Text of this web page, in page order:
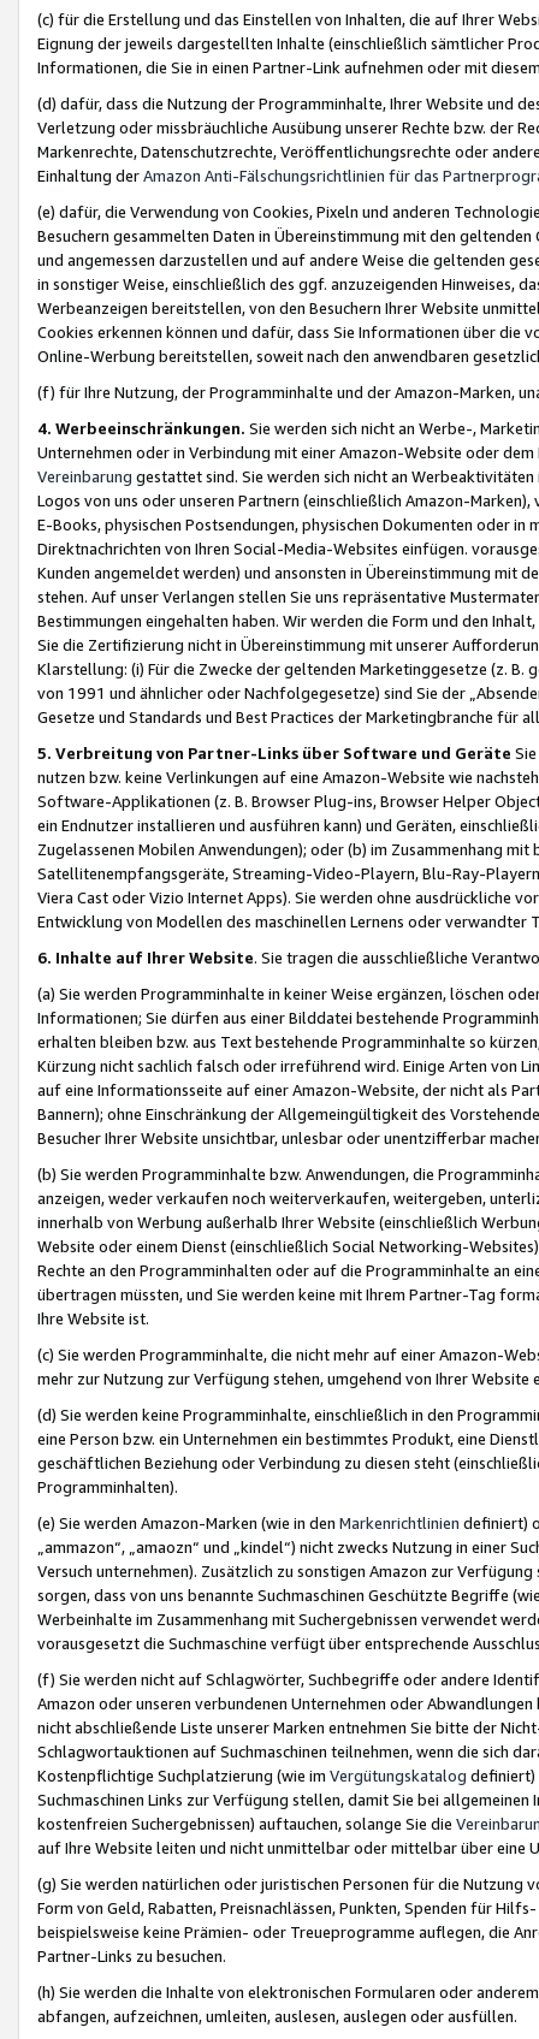
(c) für die Erstellung und das Einstellen von Inhalten, die auf Ihrer
Eignung der jeweils dargestellten Inhalte (einschließlich sämtlicher
Informationen, die Sie in einen Partner-Link aufnehmen oder mit
(d) dafür, dass die Nutzung der Programminhalte, Ihrer Website und
Verletzung oder missbräuchliche Ausübung unserer Rechte bzw. der
Markenrechte, Datenschutzrechte, Veröffentlichungsrechte oder
Einhaltung derAmazon Anti-Fälschungsrichtlinien für das
(e) dafür, die Verwendung von Cookies, Pixeln und anderen
Besuchern gesammelten Daten in Übereinstimmung mit den
und angemessen darzustellen und auf andere Weise die geltenden
in sonstiger Weise, einschließlich des ggf. anzuzeigenden Hinweises,
Werbeanzeigen bereitstellen, von den Besuchern Ihrer Website
Cookies erkennen können und dafür, dass Sie Informationen über die
Online-Werbung bereitstellen, soweit nach den anwendbaren
(f) für Ihre Nutzung, der Programminhalte und der Amazon-Marken,
4. Werbeeinschränkungen. Sie werden sich nicht an Werbe-,
Unternehmen oder in Verbindung mit einer Amazon-Website oder
Vereinbarung gestattet sind. Sie werden sich nicht an
Logos von uns oder unseren Partnern (einschließlich Amazon-
E-Books, physischen Postsendungen, physischen Dokumenten oder in
Direktnachrichten von Ihren Social-Media-Websites einfügen.
Kunden angemeldet werden) und ansonsten in Übereinstimmung mit
stehen. Auf unser Verlangen stellen Sie uns repräsentative
Bestimmungen eingehalten haben. Wir werden die Form und den
Sie die Zertifizierung nicht in Übereinstimmung mit unserer
Klarstellung: (i) Für die Zwecke der geltenden Marketinggesetze (z. B.
von 1991 und ähnlicher oder Nachfolgegesetze) sind Sie der
Gesetze und Standards und Best Practices der Marketingbranche für
5. Verbreitung von Partner-Links über Software und Geräte
nutzen bzw. keine Verlinkungen auf eine Amazon-Website wie
Software-Applikationen (z. B. Browser Plug-ins, Browser Helper
ein Endnutzer installieren und ausführen kann) und Geräten,
Zugelassenen Mobilen Anwendungen); oder (b) im Zusammenhang
Satellitenempfangsgeräte, Streaming-Video-Playern, Blu-Ray-
Viera Cast oder Vizio Internet Apps). Sie werden ohne ausdrückliche
Entwicklung von Modellen des maschinellen Lernens oder
6. Inhalte auf Ihrer Website. Sie tragen die ausschließliche
(a) Sie werden Programminhalte in keiner Weise ergänzen, löschen
Informationen; Sie dürfen aus einer Bilddatei bestehende
erhalten bleiben bzw. aus Text bestehende Programminhalte so
Kürzung nicht sachlich falsch oder irreführend wird. Einige Arten von
auf eine Informationsseite auf einer Amazon-Website, der nicht als
Bannern); ohne Einschränkung der Allgemeingültigkeit des
Besucher Ihrer Website unsichtbar, unlesbar oder unentzifferbar
(b) Sie werden Programminhalte bzw. Anwendungen, die
anzeigen, weder verkaufen noch weiterverkaufen, weitergeben,
innerhalb von Werbung außerhalb Ihrer Website (einschließlich
Website oder einem Dienst (einschließlich Social Networking-
Rechte an den Programminhalten oder auf die Programminhalte an
übertragen müssten, und Sie werden keine mit Ihrem Partner-Tag
Ihre Website ist.
(c) Sie werden Programminhalte, die nicht mehr auf einer Amazon-
mehr zur Nutzung zur Verfügung stehen, umgehend von Ihrer
(d) Sie werden keine Programminhalte, einschließlich in den
eine Person bzw. ein Unternehmen ein bestimmtes Produkt, eine
geschäftlichen Beziehung oder Verbindung zu diesen steht
Programminhalten).
(e) Sie werden Amazon-Marken (wie in den Markenrichtlinien definiert)
„ammazon“, „amaozn“ und „kindel“) nicht zwecks Nutzung in einer
Versuch unternehmen). Zusätzlich zu sonstigen Amazon zur
sorgen, dass von uns benannte Suchmaschinen Geschützte Begriffe
Werbeinhalte im Zusammenhang mit Suchergebnissen verwendet
vorausgesetzt die Suchmaschine verfügt über entsprechende
(f) Sie werden nicht auf Schlagwörter, Suchbegriffe oder andere
Amazon oder unseren verbundenen Unternehmen oder
nicht abschließende Liste unserer Marken entnehmen Sie bitte der
Schlagwortauktionen auf Suchmaschinen teilnehmen, wenn die sich
Kostenpflichtige Suchplatzierung (wie im Vergütungskatalog definiert)
Suchmaschinen Links zur Verfügung stellen, damit Sie bei
kostenfreien Suchergebnissen) auftauchen, solange Sie die
auf Ihre Website leiten und nicht unmittelbar oder mittelbar über eine
(g) Sie werden natürlichen oder juristischen Personen für die Nutzung
Form von Geld, Rabatten, Preisnachlässen, Punkten, Spenden für
beispielsweise keine Prämien- oder Treueprogramme auflegen, die
Partner-Links zu besuchen.
(h) Sie werden die Inhalte von elektronischen Formularen oder
abfangen, aufzeichnen, umleiten, auslesen, auslegen oder ausfüllen.